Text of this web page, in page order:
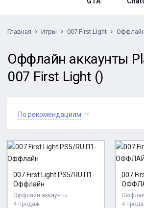
Главная Игры 007 First Light
Оффлайн аккаунты
007 First Light ()
По рекомендациям
007 First Light PS5/RU П1-
Оффлайн
Оффлайн аккаунты
4 продаж
007
4